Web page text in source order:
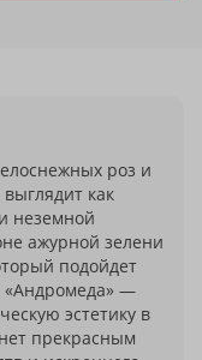
роз и
выглядит как
неземной
ажурной зелени
подойдет
«Андромеда» —
эстетику в
прекрасным